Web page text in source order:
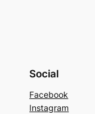
Social
Facebook
Instagram